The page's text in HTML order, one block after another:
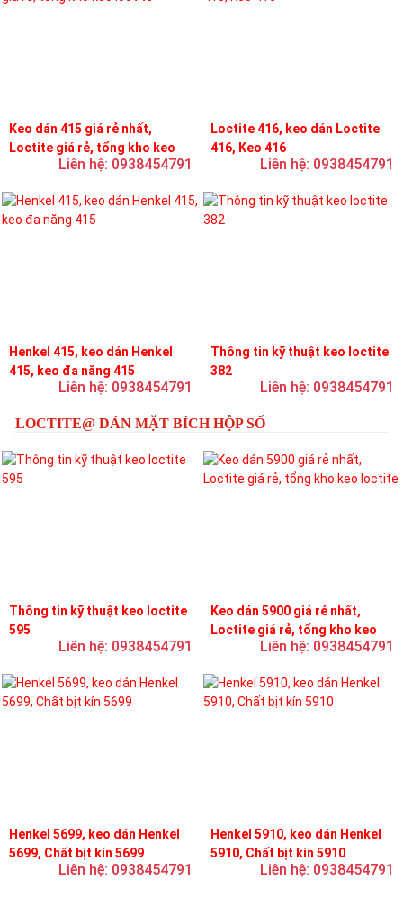
Keo dán 415 giá rẻ nhất,
Loctite giá rẻ, tổng kho keo
Liên hệ: 0938454791
Loctite 416, keo dán Loctite
416, Keo 416
Liên hệ: 0938454791
Henkel 415, keo dán Henkel
415, keo đa năng 415
Liên hệ: 0938454791
Thông tin kỹ thuật keo loctite
382
Liên hệ: 0938454791
LOCTITE@ DÁN MẶT BÍCH HỘP SỐ
Thông tin kỹ thuật keo loctite
595
Liên hệ: 0938454791
Keo dán 5900 giá rẻ nhất,
Loctite giá rẻ, tổng kho keo
Liên hệ: 0938454791
Henkel 5699, keo dán Henkel
5699, Chất bịt kín 5699
Liên hệ: 0938454791
Henkel 5910, keo dán Henkel
5910, Chất bịt kín 5910
Liên hệ: 0938454791